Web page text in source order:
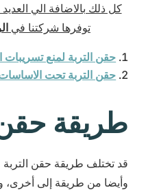
كل ذلك بالاضافة الي
توفرها شركتنا في
حقن التربة لمنع تسريبات
حقن التربة تحت
طريقة حقن
قد تختلف طريقة حقن
وأيضا من طريقة إلى